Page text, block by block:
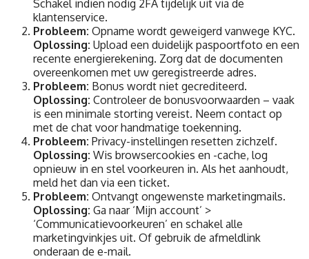
Schakel indien nodig 2FA tijdelijk uit via de
klantenservice.
Probleem: Opname wordt geweigerd vanwege KYC.
Oplossing: Upload een duidelijk paspoortfoto en een
recente energierekening. Zorg dat de documenten
overeenkomen met uw geregistreerde adres.
Probleem: Bonus wordt niet gecrediteerd.
Oplossing: Controleer de bonusvoorwaarden – vaak
is een minimale storting vereist. Neem contact op
met de chat voor handmatige toekenning.
Probleem: Privacy-instellingen resetten zichzelf.
Oplossing: Wis browsercookies en -cache, log
opnieuw in en stel voorkeuren in. Als het aanhoudt,
meld het dan via een ticket.
Probleem: Ontvangt ongewenste marketingmails.
Oplossing: Ga naar ‘Mijn account’ >
‘Communicatievoorkeuren’ en schakel alle
marketingvinkjes uit. Of gebruik de afmeldlink
onderaan de e-mail.